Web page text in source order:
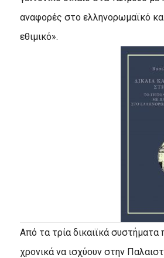
αναφορές στο ελληνορωμαϊκό
εθιμικό».
Από τα τρία δικαιϊκά συστήματα
χρονικά να ισχύουν στην